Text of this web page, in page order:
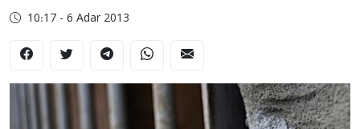
10:17 - 6 Adar 2013